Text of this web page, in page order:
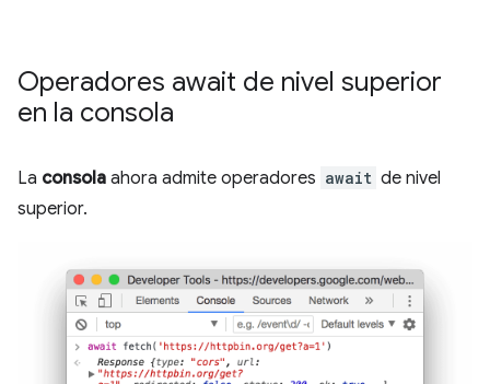
Operadores await de nivel superior
en la consola
La consola ahora admite operadores await de nivel
superior.